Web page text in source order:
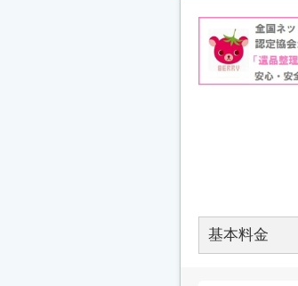
基本料金